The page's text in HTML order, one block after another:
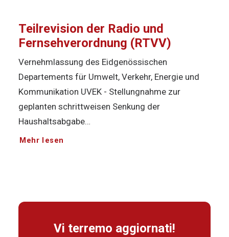
Teilrevision der Radio und
Fernsehverordnung (RTVV)
Vernehmlassung des Eidgenössischen
Departements für Umwelt, Verkehr, Energie und
Kommunikation UVEK - Stellungnahme zur
geplanten schrittweisen Senkung der
Haushaltsabgabe…
Mehr lesen
Vi terremo aggiornati!